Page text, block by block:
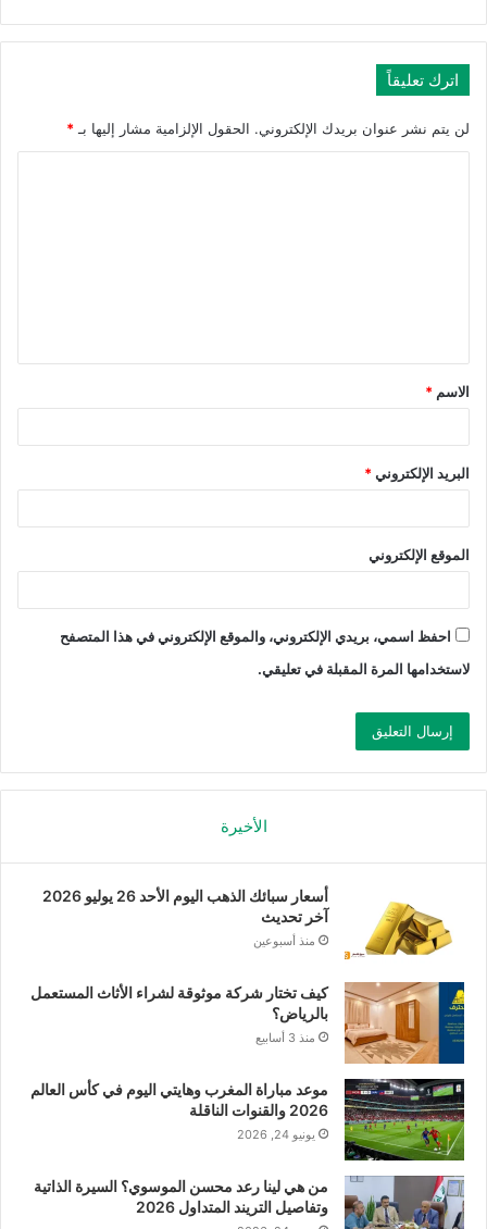
اترك تعليقاً
لن يتم نشر عنوان بريدك الإلكتروني. الحقول الإلزامية مشار إليها بـ *
الاسم *
البريد الإلكتروني*
الموقع الإلكتروني
احفظ اسمي، بريدي الإلكتروني، والموقع الإلكتروني في هذا المتصفح
لاستخدامها المرة المقبلة في تعليقي.
الأخيرة
أسعار سبائك الذهب اليوم الأحد 26 يوليو 2026
آخر تحديث
منذ أسبوعين
كيف تختار شركة موثوقة لشراء الأثاث المستعمل
بالرياض؟
منذ 3 أسابيع
موعد مباراة المغرب وهايتي اليوم في كأس العالم
2026 والقنوات الناقلة
يونيو 24, 2026
من هي لينا رعد محسن الموسوي؟ السيرة الذاتية
وتفاصيل التريند المتداول 2026